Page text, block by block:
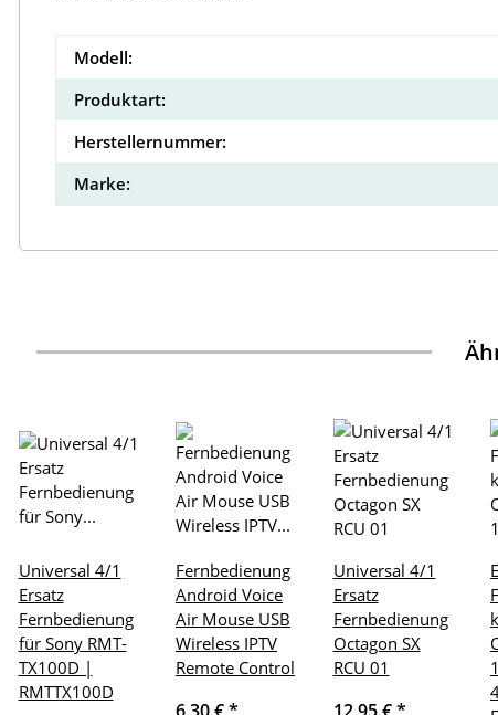
Modell:
Produktart:
Herstellernummer:
Marke:
Universal 4/1
Ersatz
Fernbedienung
für Sony RMT-
TX100D |
RMTTX100D
Fernbedienung
Android Voice
Air Mouse USB
Wireless IPTV
Remote Control
Universal 4/1
Ersatz
Fernbedienung
Octagon SX
RCU 01